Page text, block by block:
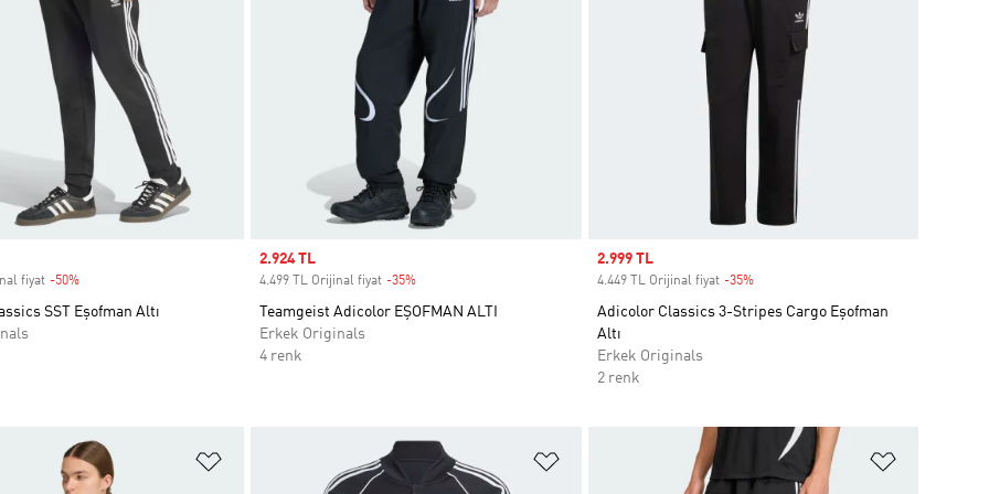
fiyat -50%Discount
SST Eşofman Altı
Sale price
2.924 TL
4.499 TL Orijinal fiyat -35%
Teamgeist Adicolor EŞOFMAN ALTI
Erkek Originals
4 renk
Sale price
2.999 TL
4.449 TL Orijinal fiyat -35%Discount
Adicolor Classics 3-Stripes Cargo Eşofman
Altı
Erkek Originals
2 renk
Favori Listesine Ekle Favori Listesine Ekle